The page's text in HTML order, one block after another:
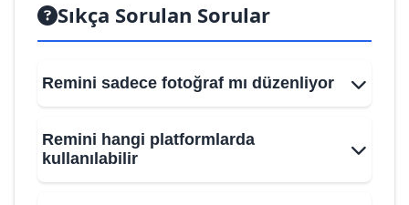
Sıkça Sorulan Sorular
Remini sadece fotoğraf mı düzenliyor
Remini hangi platformlarda
kullanılabilir